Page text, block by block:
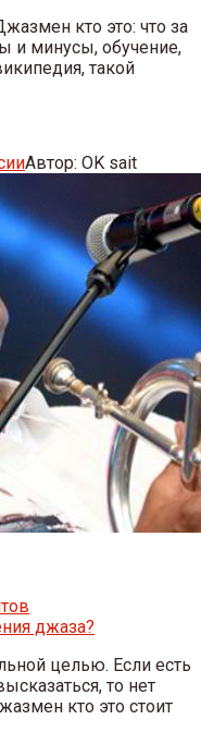
кто это: что за
и минусы, обучение,
такой
Автор: OK sait
джаза?
целью. Если есть
то нет
кто это стоит